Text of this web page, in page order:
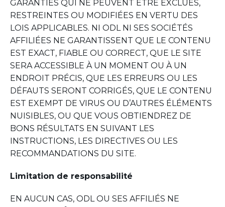
GARANTIES QUI NE PEUVENT ÊTRE EXCLUES,
RESTREINTES OU MODIFIÉES EN VERTU DES
LOIS APPLICABLES. NI ODL NI SES SOCIÉTÉS
AFFILIÉES NE GARANTISSENT QUE LE CONTENU
EST EXACT, FIABLE OU CORRECT, QUE LE SITE
SERA ACCESSIBLE À UN MOMENT OU À UN
ENDROIT PRÉCIS, QUE LES ERREURS OU LES
DÉFAUTS SERONT CORRIGÉS, QUE LE CONTENU
EST EXEMPT DE VIRUS OU D’AUTRES ÉLÉMENTS
NUISIBLES, OU QUE VOUS OBTIENDREZ DE
BONS RÉSULTATS EN SUIVANT LES
INSTRUCTIONS, LES DIRECTIVES OU LES
RECOMMANDATIONS DU SITE.
Limitation de responsabilité
EN AUCUN CAS, ODL OU SES AFFILIÉS NE